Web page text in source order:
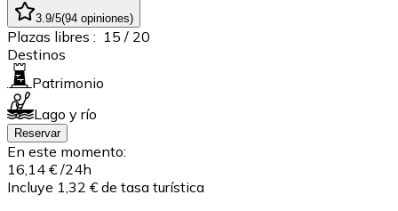
3.9/5(94 opiniones)
Plazas libres : 15 / 20
Destinos
Patrimonio
Lago y río
Reservar
En este momento:
16,14 € /24h
Incluye 1,32 € de tasa turística